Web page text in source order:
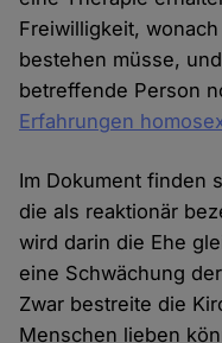
Freiwilligkeit,
bestehen müsse,
betreffende Person
Erfahrungen
Im Dokument finden
die als reaktionär
wird darin die Ehe
eine Schwächung
Zwar bestreite die
Menschen lieben